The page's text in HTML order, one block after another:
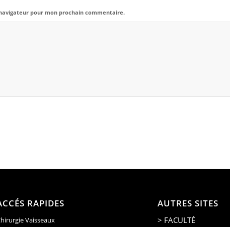
pour mon prochain commentaire.
RAPIDES
Vaisseaux
AUTRES SITES
> FACULTÉ